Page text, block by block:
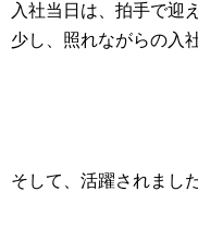
入社当日は、拍手で迎
少し、照れながらの入
そして、活躍されました